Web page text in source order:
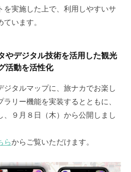
を実施した上で、利用しやすいサ
います。
やデジタル技術を活用した観光
活動を活性化
ジタルマップに、旅ナカでお楽し
リー機能を実装するとともに、
、９月８日（木）から公開しまし
らからご覧いただけます。